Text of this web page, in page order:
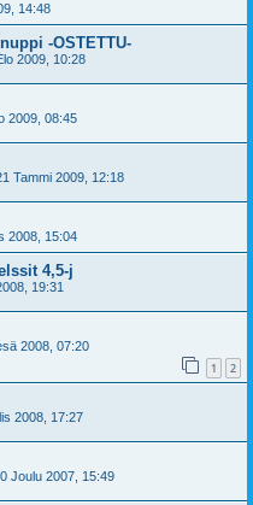
14:48
-OSTETTU-
2009, 10:28
2009, 08:45
Tammi 2009, 12:18
2008, 15:04
4,5-j
19:31
2008, 07:20
1 2
2008, 17:27
Joulu 2007, 15:49